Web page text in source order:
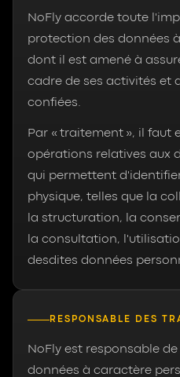
NoFly accorde toute
protection des données
dont il est amené à
cadre de ses activités et
confiées.
Par « traitement », il faut
opérations relatives aux
qui permettent
physique, telles que la
la structuration, la
la consultation,
desdites données
RESPONSABLE DES
NoFly est responsable
données à caractère